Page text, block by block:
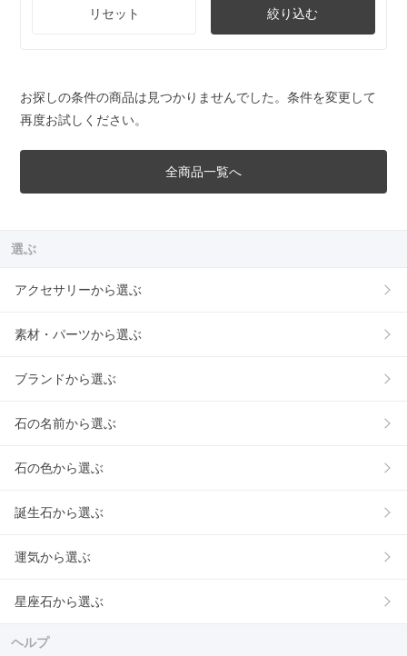
リセット 絞り込む
お探しの条件の商品は見つかりませんでした。条件を変更して
再度お試しください。
全商品一覧へ
選ぶ
アクセサリーから選ぶ
素材・パーツから選ぶ
ブランドから選ぶ
石の名前から選ぶ
石の色から選ぶ
誕生石から選ぶ
運気から選ぶ
星座石から選ぶ
ヘルプ